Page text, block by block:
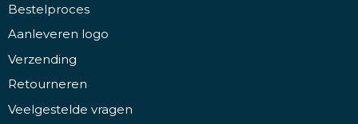
Bestelproces
Aanleveren logo
Verzending
Retourneren
Veelgestelde vragen